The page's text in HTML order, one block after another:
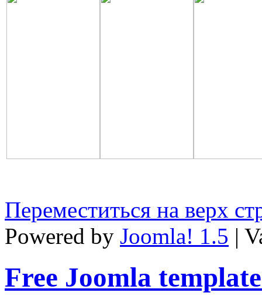
Переместиться на верх
Powered by Joomla! 1.5 |
Free Joomla